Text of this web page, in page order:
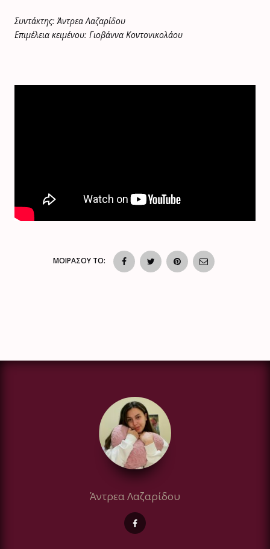
Συντάκτης: Άντρεα Λαζαρίδου
Επιμέλεια κειμένου: Γιοβάννα Κοντονικολάου
ΜΟΙΡΑΣΟΥ ΤΟ:
Άντρεα Λαζαρίδου